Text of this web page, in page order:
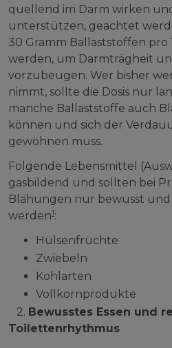
quellend im Darm wirken
unterstützen, geachtet
30 Gramm Ballaststoffen
werden, um Darmträgheit
vorzubeugen. Wer bisher
nimmt, sollte die Dosis nur
manche Ballaststoffe auch
können und sich der
gewöhnen muss.
Folgende Lebensmittel
gasbildend und sollten bei
Blähungen nur bewusst
werden1:
Hülsenfrüchte
Zwiebeln
Kohlarten
Vollkornprodukte
2. Bewusstes Essen und
Toilettenrhythmus